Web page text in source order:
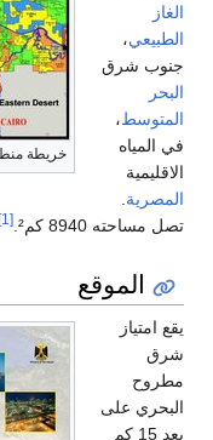
خريطة
الغاز
الطبيعي،
جنوب شرق
البحر
المتوسط،
في المياه
الاقليمية
المصرية
تصل مساحته 8940 كم².
[1]
الموقع
يقع امتياز
شرق
مطروح
البحري على
بعد 15 كم